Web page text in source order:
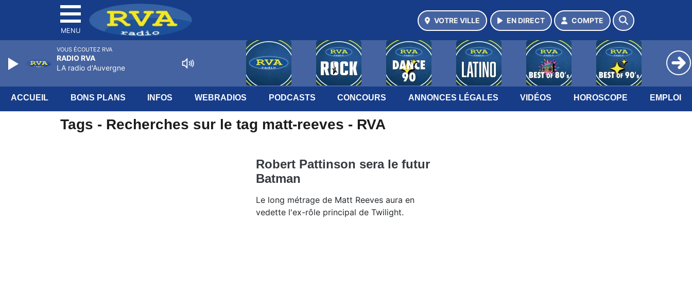
MENU
VOTRE VILLE EN DIRECT COMPTE
ACCUEIL BONS PLANS INFOS WEBRADIOS PODCASTS CONCOURS ANNONCES LÉGALES VIDÉOS HOROSCOPE EMPLOI
Tags - Recherches sur le tag matt-reeves - RVA
Robert Pattinson sera le futur
Batman
Le long métrage de Matt Reeves aura en
vedette l'ex-rôle principal de Twilight.
VOUS ÉCOUTEZ RVA
RADIO RVA
LA radio d'Auvergne